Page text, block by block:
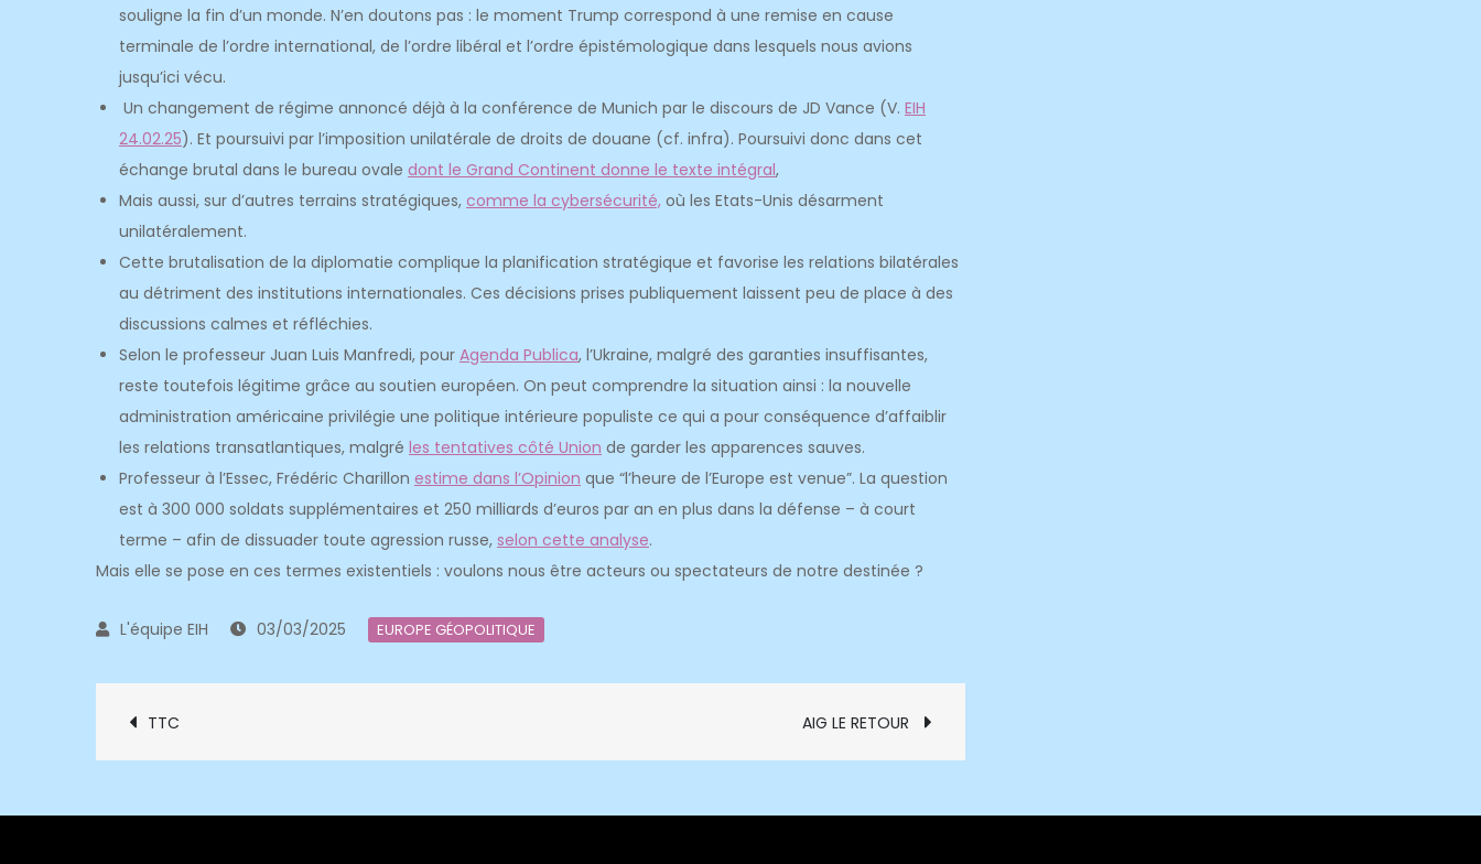
souligne la fin d’un monde. N’en doutons pas : le moment Trump correspond à une remise en cause
terminale de l’ordre international, de l’ordre libéral et l’ordre épistémologique dans lesquels nous avions
jusqu’ici vécu.
Un changement de régime annoncé déjà à la conférence de Munich par le discours de JD Vance (V. EIH
24.02.25). Et poursuivi par l’imposition unilatérale de droits de douane (cf. infra). Poursuivi donc dans cet
échange brutal dans le bureau ovale dont le Grand Continent donne le texte intégral,
Mais aussi, sur d’autres terrains stratégiques, comme la cybersécurité, où les Etats-Unis désarment
unilatéralement.
Cette brutalisation de la diplomatie complique la planification stratégique et favorise les relations bilatérales
au détriment des institutions internationales. Ces décisions prises publiquement laissent peu de place à des
discussions calmes et réfléchies.
Selon le professeur Juan Luis Manfredi, pour Agenda Publica, l’Ukraine, malgré des garanties insuffisantes,
reste toutefois légitime grâce au soutien européen. On peut comprendre la situation ainsi : la nouvelle
administration américaine privilégie une politique intérieure populiste ce qui a pour conséquence d’affaiblir
les relations transatlantiques, malgré les tentatives côté Union de garder les apparences sauves.
Professeur à l’Essec, Frédéric Charillon estime dans l’Opinion que “l’heure de l’Europe est venue”. La question
est à 300 000 soldats supplémentaires et 250 milliards d’euros par an en plus dans la défense – à court
terme – afin de dissuader toute agression russe, selon cette analyse.
Mais elle se pose en ces termes existentiels : voulons nous être acteurs ou spectateurs de notre destinée ?
03/03/2025 EUROPE GÉOPOLITIQUE
Navigation
TTC AIG LE RETOUR